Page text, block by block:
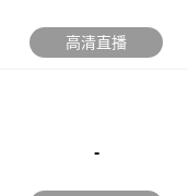
高清直播
-